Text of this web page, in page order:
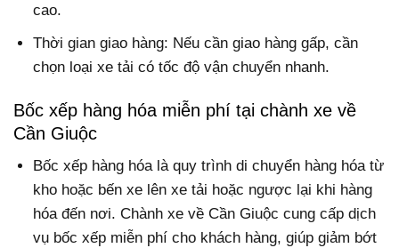
cao.
Thời gian giao hàng: Nếu cần giao hàng gấp, cần
chọn loại xe tải có tốc độ vận chuyển nhanh.
Bốc xếp hàng hóa miễn phí tại chành xe về
Cần Giuộc
Bốc xếp hàng hóa là quy trình di chuyển hàng hóa từ
kho hoặc bến xe lên xe tải hoặc ngược lại khi hàng
hóa đến nơi. Chành xe về Cần Giuộc cung cấp dịch
vụ bốc xếp miễn phí cho khách hàng, giúp giảm bớt